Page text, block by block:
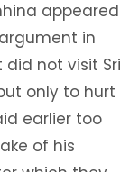
appeared
in
not visit Sri
only to hurt
earlier too
of his